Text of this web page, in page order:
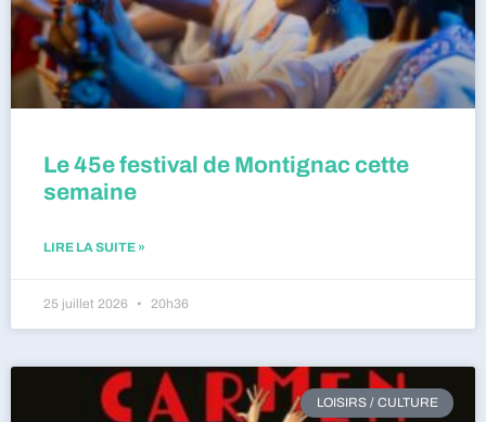
Le 45e festival de Montignac cette
semaine
LIRE LA SUITE »
25 juillet 2026 20h36
LOISIRS / CULTURE